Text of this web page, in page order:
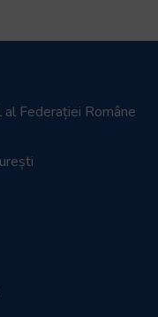
Federației Române